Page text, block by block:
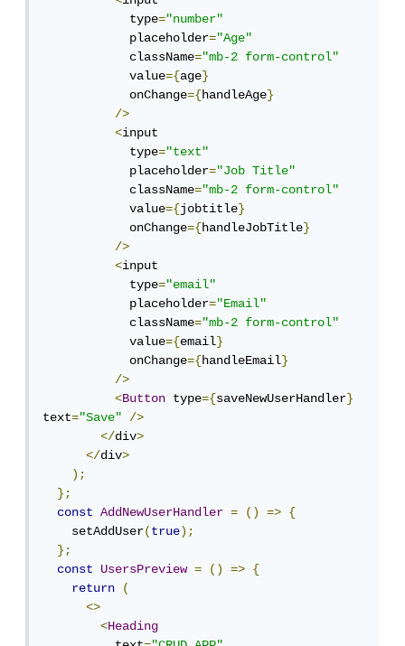
            type
="number"
            placeholder
="Age"
            className
="mb-2 form-control"
            value
={age}
            onChange
={handleAge}
/>
<input
            type
="text"
            placeholder
="Job Title"
            className
="mb-2 form-control"
            value
={jobtitle}
            onChange
={handleJobTitle}
/>
<input
            type
="email"
            placeholder
="Email"
            className
="mb-2 form-control"
            value
={email}
            onChange
={handleEmail}
/>
<Button type={saveNewUserHandler}
text="Save"
/>
</div>
</div>
);
};
const
AddNewUserHandler = () =>
{
    setAddUser
(true);
};
const
UsersPreview = () =>
{
return
(
<>
<Heading